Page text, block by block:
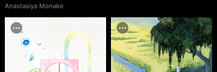
Anastasiya Monako